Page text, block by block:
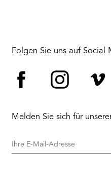
Folgen Sie uns auf Social
Melden Sie sich für
Ihre